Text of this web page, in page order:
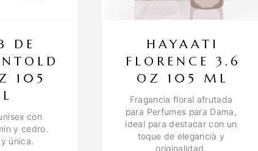
DE
105
con
y cedro.
única.
HAYAATI
FLORENCE 3.6
OZ 105 ML
Fragancia floral afrutada
para Perfumes para Dama,
ideal para destacar con un
toque de elegancia y
originalidad.